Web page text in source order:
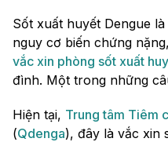
Sốt xuất huyết Dengue
nguy cơ biến chứng
vắc xin phòng sốt xuất
đình. Một trong những
Hiện tại, Trung tâm Tiêm
(Qdenga), đây là vắc xin